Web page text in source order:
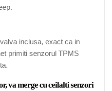
inclusa, exact ca in
primiti senzorul TPMS
va merge cu ceilalti senzori